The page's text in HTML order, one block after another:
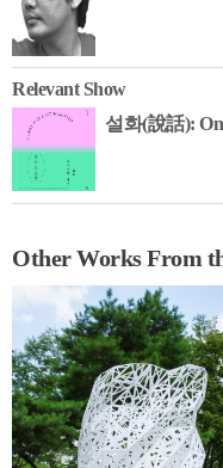
Relevant Show
설화(說話):
Other Works From